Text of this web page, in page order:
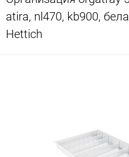
atira, nl470, kb900,
Hettich